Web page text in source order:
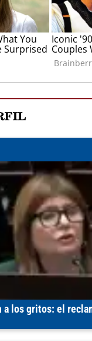
a los gritos: el